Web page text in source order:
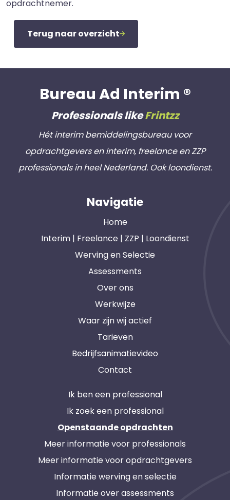
opdrachtnemer.
Terug naar overzicht
Bureau Ad Interim ®
Professionals likeFrintzz
Hét interim bemiddelingsbureau voor
opdrachtgevers en interim, freelance en ZZP
professionals in heel Nederland. Ook loondienst.
Navigatie
Home
Interim | Freelance | ZZP | Loondienst
Werving en Selectie
Assessments
Over ons
Werkwijze
Waar zijn wij actief
Tarieven
Bedrijfsanimatievideo
Contact
Ik ben een professional
Ik zoek een professional
Openstaande opdrachten
Meer informatie voor professionals
Meer informatie voor opdrachtgevers
Informatie werving en selectie
Informatie over assessments